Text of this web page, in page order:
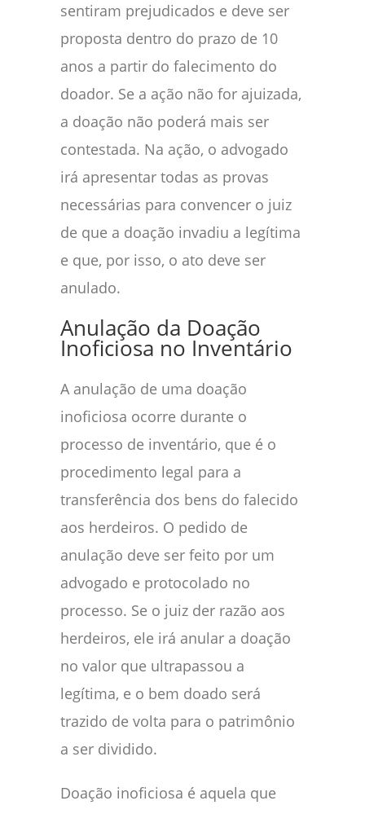
sentiram prejudicados e deve ser
proposta dentro do prazo de 10
anos a partir do falecimento do
doador. Se a ação não for ajuizada,
a doação não poderá mais ser
contestada. Na ação, o advogado
irá apresentar todas as provas
necessárias para convencer o juiz
de que a doação invadiu a legítima
e que, por isso, o ato deve ser
anulado.
Anulação da Doação
Inoficiosa no Inventário
A anulação de uma doação
inoficiosa ocorre durante o
processo de inventário, que é o
procedimento legal para a
transferência dos bens do falecido
aos herdeiros. O pedido de
anulação deve ser feito por um
advogado e protocolado no
processo. Se o juiz der razão aos
herdeiros, ele irá anular a doação
no valor que ultrapassou a
legítima, e o bem doado será
trazido de volta para o patrimônio
a ser dividido.
Doação inoficiosa é aquela que